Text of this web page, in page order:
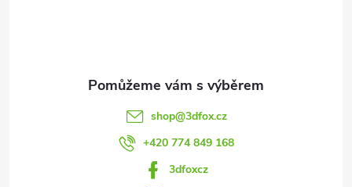
shop@3dfox.cz
+420 774 849 168
3dfoxcz